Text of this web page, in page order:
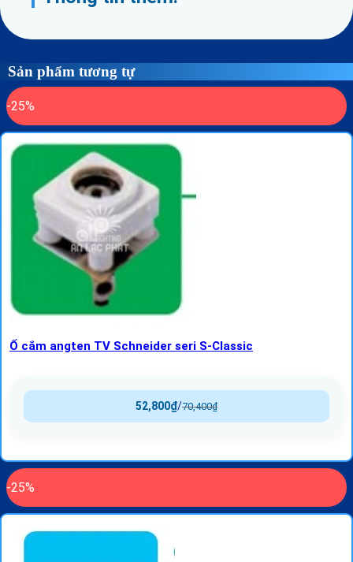
Sản phẩm tương tự
-25%
Ổ cắm angten TV Schneider seri S-Classic
70,400₫
/
52,800₫
-25%